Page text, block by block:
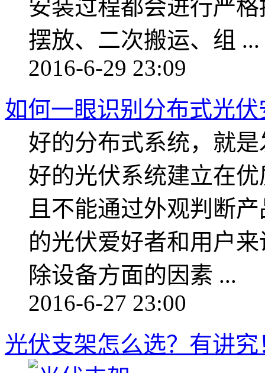
安装过程都会进行严
摆放、二次搬运、组 ...
2016-6-29 23:09
如何一眼识别分布式光
好的分布式系统，就
好的光伏系统建立在
且不能通过外观判断
的光伏爱好者和用户
除设备方面的因素 ...
2016-6-27 23:00
光伏支架怎么选？有讲究